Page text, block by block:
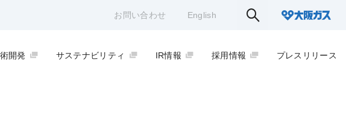
お問い合わせ English
開発 サステナビリティ IR情報 採用情報 プレスリリース